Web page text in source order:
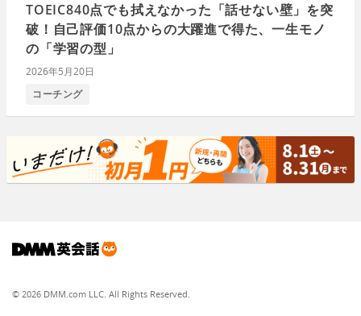
TOEIC840点でも拭えなかった「話せない壁」を突
破！自己評価10点からの大躍進で得た、一生モノ
の「学習の型」
2026年5月20日
コーチング
© 2026 DMM.com LLC. All Rights Reserved.